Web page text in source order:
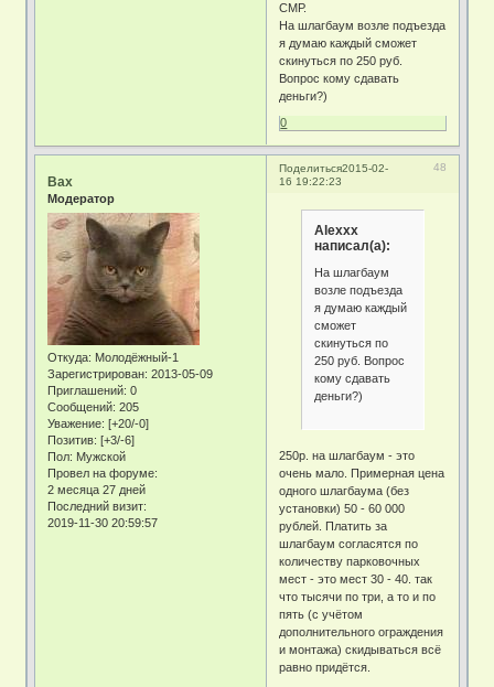
СМР.
На шлагбаум возле подъезда
я думаю каждый сможет
скинуться по 250 руб.
Вопрос кому сдавать
деньги?)
0
Поделиться 48
2015-02-
16 19:22:23
Bax
Модератор
Откуда: Молодёжный-1
Зарегистрирован: 2013-05-09
Приглашений: 0
Сообщений: 205
Уважение: [+20/-0]
Позитив: [+3/-6]
Пол: Мужской
Провел на форуме:
2 месяца 27 дней
Последний визит:
2019-11-30 20:59:57
Alexxx
написал(а):
На шлагбаум
возле подъезда
я думаю каждый
сможет
скинуться по
250 руб. Вопрос
кому сдавать
деньги?)
250р. на шлагбаум - это
очень мало. Примерная цена
одного шлагбаума (без
установки) 50 - 60 000
рублей. Платить за
шлагбаум согласятся по
количеству парковочных
мест - это мест 30 - 40. так
что тысячи по три, а то и по
пять (с учётом
дополнительного ограждения
и монтажа) скидываться всё
равно придётся.